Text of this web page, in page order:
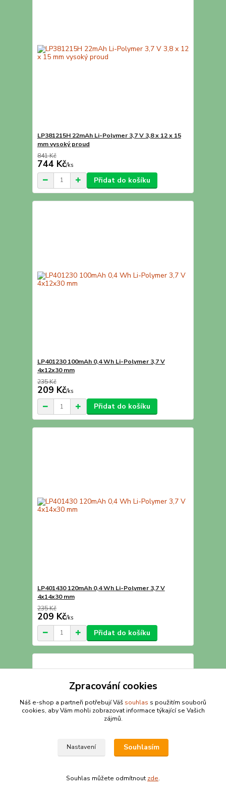
LP381215H 22mAh Li-Polymer 3,7 V 3,8 x 12 x 15
mm vysoký proud
841 Kč
744 Kč/ks
Přidat do košíku
LP401230 100mAh 0,4 Wh Li-Polymer 3,7 V
4x12x30 mm
235 Kč
209 Kč/ks
Přidat do košíku
LP401430 120mAh 0,4 Wh Li-Polymer 3,7 V
4x14x30 mm
235 Kč
209 Kč/ks
Přidat do košíku
Zpracování cookies
Náš e-shop a partneři potřebují Váš souhlas s použitím souborů
cookies, aby Vám mohli zobrazovat informace týkající se Vašich
zájmů.
Nastavení Souhlasím
Souhlas můžete odmítnout zde.